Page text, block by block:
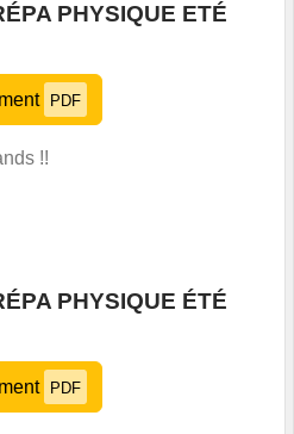
PHYSIQUE ETÉ
PDF
!!
PHYSIQUE ÉTÉ
PDF